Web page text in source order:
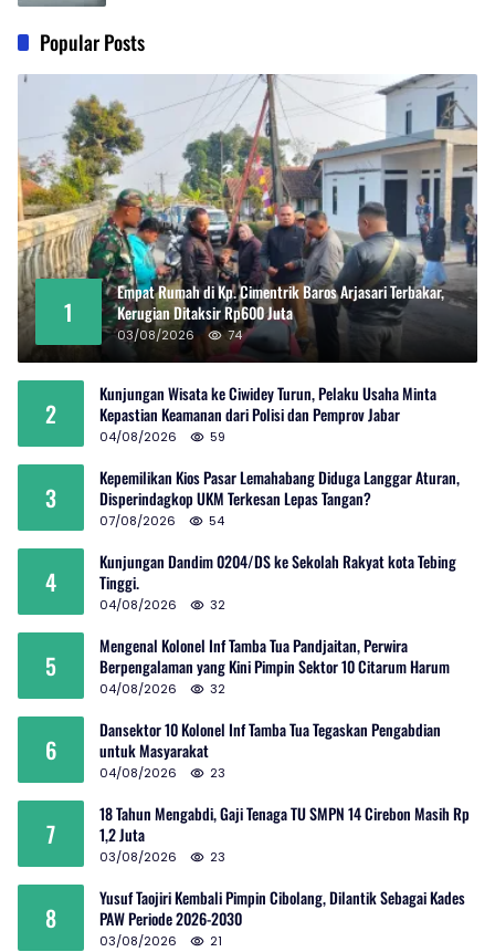
Popular Posts
1
Empat Rumah di Kp. Cimentrik Baros Arjasari Terbakar,
Kerugian Ditaksir Rp600 Juta
03/08/2026 74
2
Kunjungan Wisata ke Ciwidey Turun, Pelaku Usaha Minta
Kepastian Keamanan dari Polisi dan Pemprov Jabar
04/08/2026 59
3
Kepemilikan Kios Pasar Lemahabang Diduga Langgar Aturan,
Disperindagkop UKM Terkesan Lepas Tangan?
07/08/2026 54
4
Kunjungan Dandim 0204/DS ke Sekolah Rakyat kota Tebing
Tinggi.
04/08/2026 32
5
Mengenal Kolonel Inf Tamba Tua Pandjaitan, Perwira
Berpengalaman yang Kini Pimpin Sektor 10 Citarum Harum
04/08/2026 32
6
Dansektor 10 Kolonel Inf Tamba Tua Tegaskan Pengabdian
untuk Masyarakat
04/08/2026 23
7
18 Tahun Mengabdi, Gaji Tenaga TU SMPN 14 Cirebon Masih Rp
1,2 Juta
03/08/2026 23
8
Yusuf Taojiri Kembali Pimpin Cibolang, Dilantik Sebagai Kades
PAW Periode 2026-2030
03/08/2026 21